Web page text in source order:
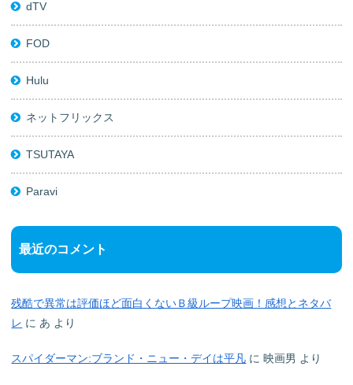
dTV
FOD
Hulu
ネットフリックス
TSUTAYA
Paravi
最近のコメント
残酷で異常は評価ほど面白くないＢ級ループ映画！感想とネタバ
レ に あ より
スパイダーマン:ブランド・ニュー・デイは平凡 に映画男 より